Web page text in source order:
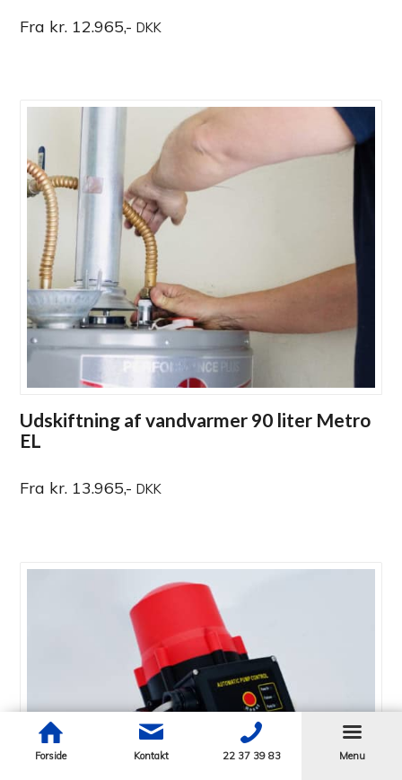
Fra kr. 12.965,-DKK
Udskiftning af vandvarmer 90 liter Metro
EL
Fra kr. 13.965,-DKK
Forside Kontakt 22 37 39 83 Menu